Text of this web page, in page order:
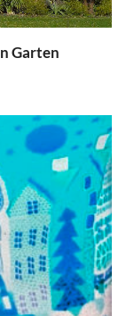
Garten